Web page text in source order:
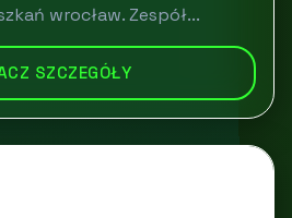
wrocław. Zespół...
SZCZEGÓŁY